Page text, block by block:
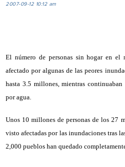
2007-09-12 10:12 am
El número de personas sin hogar en el
afectado por algunas de las peores
hasta 3.5 millones, mientras
por agua.
Unos 10 millones de personas de los 27
visto afectadas por las inundaciones tras
2,000 pueblos han quedado